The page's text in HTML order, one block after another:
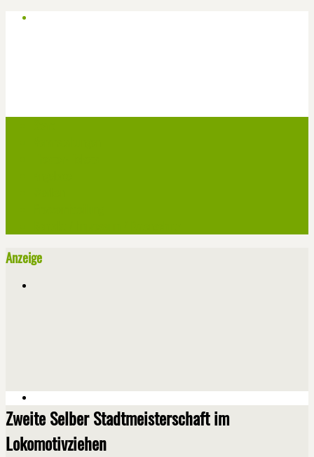
Anzeige
Zweite Selber Stadtmeisterschaft im
Lokomotivziehen